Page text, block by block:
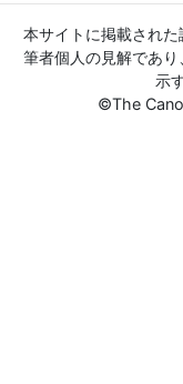
本サイトに掲載され
筆者個人の見解であ
示
©The